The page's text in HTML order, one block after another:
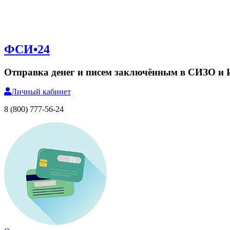
ФСИ•24
Отправка денег и писем заключённым в СИЗО и
Личный кабинет
8 (800) 777-56-24